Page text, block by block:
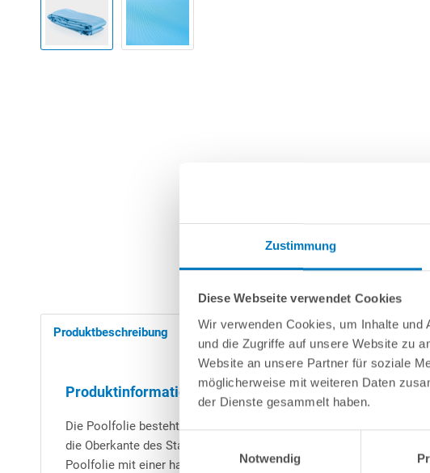
Zustimmung
Diese Webseite verwendet Cookies
Wir verwenden Cookies, um Inhalte
und die Zugriffe auf unsere Website zu
Website an unsere Partner für soziale
möglicherweise mit weiteren Daten
der Dienste gesammelt haben.
Notwendig
Produktbeschreibung Finanzierung
Nützliches/Tipps
Produktinformationen "Innenhülle ohne Biese für
Die Poolfolie besteht aus strapazierfähigem, UV-stabilisierten
die Oberkante des Stahlmantels geklappt und mit dem Handlauf
Poolfolie mit einer handelsüblichen Schere abgeschnitten werden.